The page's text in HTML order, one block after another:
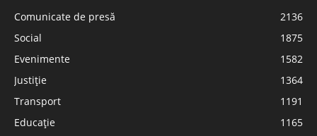
Comunicate de presă
2136
Social
1875
Evenimente
1582
Justiție
1364
Transport
1191
Educație
1165